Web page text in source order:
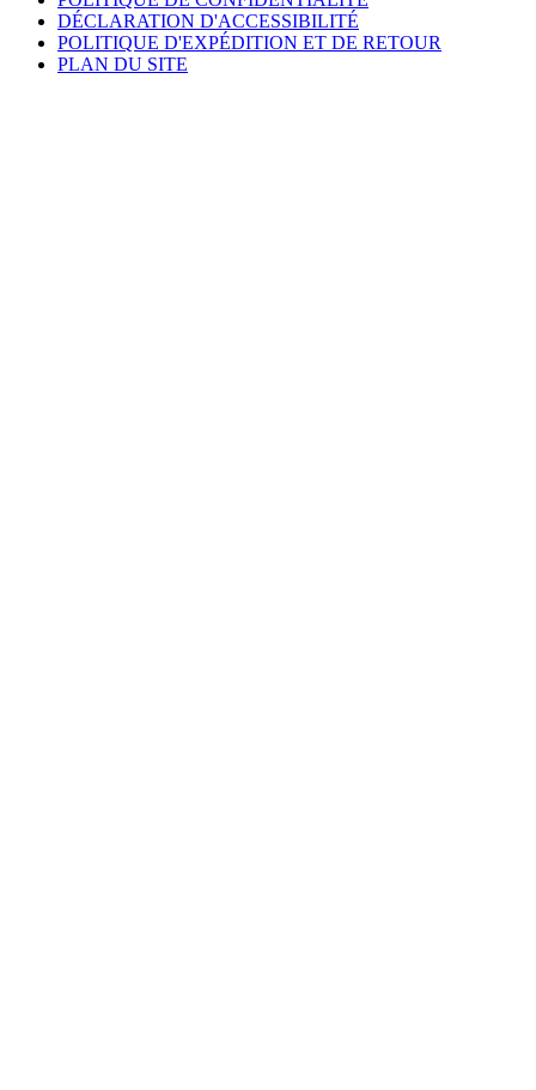
DÉCLARATION D'ACCESSIBILITÉ
POLITIQUE D'EXPÉDITION ET DE RETOUR
PLAN DU SITE